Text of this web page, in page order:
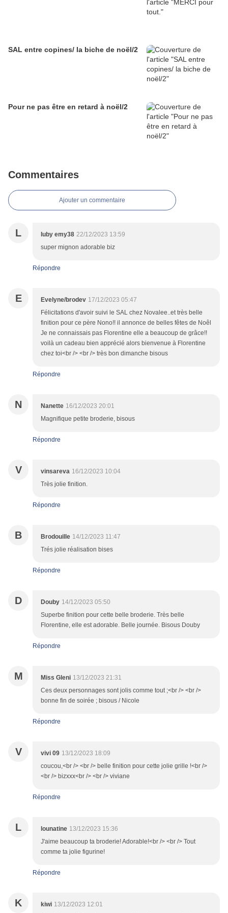
SAL entre copines/ la biche de noël/2
Pour ne pas être en retard à noël/2
Commentaires
Ajouter un commentaire
L luby emy38 22/12/2023 13:59
super mignon adorable biz
Répondre
E Evelyne/brodev 17/12/2023 05:47
Félicitations d'avoir suivi le SAL chez Novalee..et très belle
finition pour ce père Nono!! il annonce de belles fêtes de Noêl
Je ne connaissais pas Florentine elle a beaucoup de grâce!!
voilà un cadeau bien apprécié alors bienvenue à Florentine
chez toi<br /> <br /> très bon dimanche bisous
Répondre
N Nanette 16/12/2023 20:01
Magnifique petite broderie, bisous
Répondre
V vinsareva 16/12/2023 10:04
Très jolie finition.
Répondre
B Brodouille 14/12/2023 11:47
Trés jolie réalisation bises
Répondre
D Douby 14/12/2023 05:50
Superbe finition pour cette belle broderie. Très belle
Florentine, elle est adorable. Belle journée. Bisous Douby
Répondre
M Miss Gleni 13/12/2023 21:31
Ces deux personnages sont jolis comme tout ;<br /> <br /> ​
bonne fin de soirée ; bisous / Nicole
Répondre
V vivi 09 13/12/2023 18:09
coucou,<br /> <br /> belle finition pour cette jolie grille !<br />
<br /> bizxxx<br /> <br /> viviane
Répondre
L lounatine 13/12/2023 15:36
J'aime beaucoup ta broderie! Adorable!<br /> <br /> Tout
comme ta jolie figurine!
Répondre
K kiwi 13/12/2023 12:01